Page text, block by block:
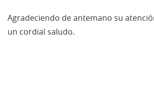
Agradeciendo de antemano su
un cordial saludo.